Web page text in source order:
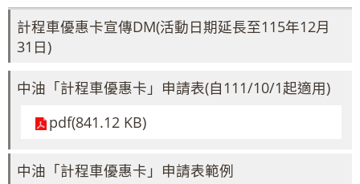
計程車優惠卡宣傳DM(活動日期延長至115年12月
31日)
中油「計程車優惠卡」申請表(自111/10/1起適用)
pdf(841.12 KB)
中油「計程車優惠卡」申請表範例